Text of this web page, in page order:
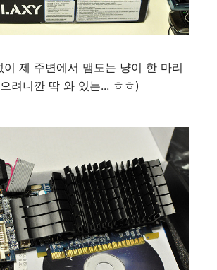
이 제 주변에서 맴도는 냥이 한 마리
려니깐 딱 와 있는... ㅎㅎ)